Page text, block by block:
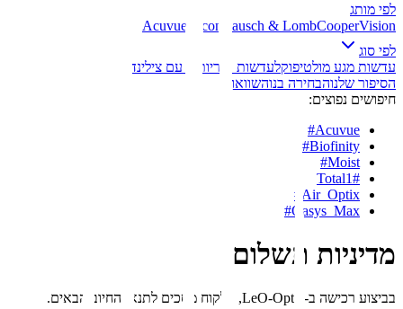
לפי מותג
Acuvue Alcon Bausch & LombCooperVision
לפי סוג
עדשות מגע מולטיפוקלעדשות טוריות – עם צילינדר
הסיפור שלנוהבחירה בנוהשוואות
חיפושים נפוצים:
Acuvue
#
Biofinity
#
Moist
#
Total1#
Air_Optix
#
Oasys_Max
#
מדיניות תשלום
בביצוע רכישה ב-LeO-Optic, הלקוח מסכים לתנאי החיוב הבאים.